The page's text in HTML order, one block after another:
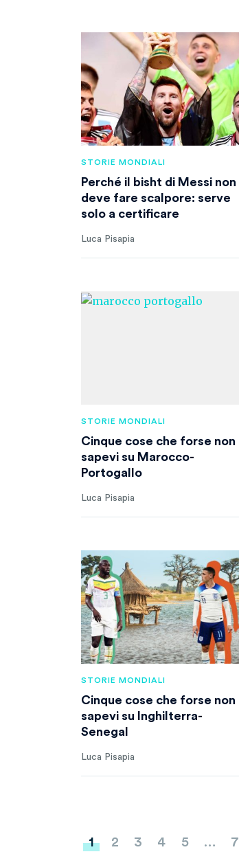
STORIE MONDIALI
Perché il bisht di Messi non
deve fare scalpore: serve
solo a certificare
Luca Pisapia
STORIE MONDIALI
Cinque cose che forse non
sapevi su Marocco-
Portogallo
Luca Pisapia
STORIE MONDIALI
Cinque cose che forse non
sapevi su Inghilterra-
Senegal
Luca Pisapia
Paginazione
1 2 3 4 5 … 7